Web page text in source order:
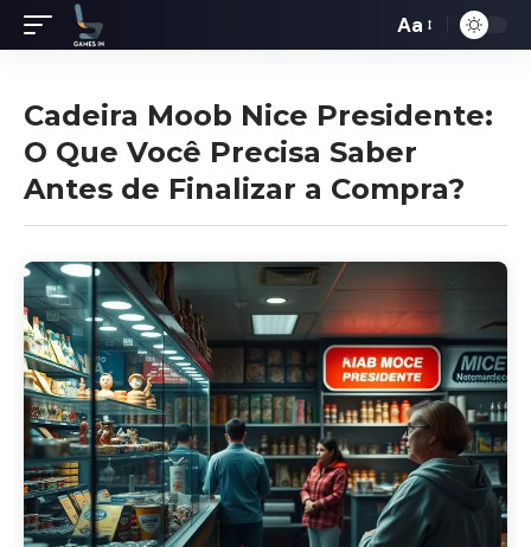
fontes
Aa
Cadeira Moob Nice Presidente:
O Que Você Precisa Saber
Antes de Finalizar a Compra?